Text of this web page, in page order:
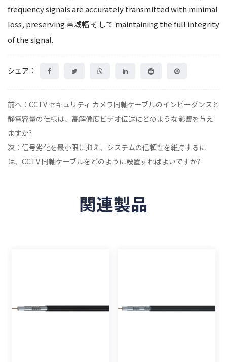
frequency signals are accurately transmitted with minimal
loss, preserving帯域幅そして maintaining the full integrity
of the signal.
シェア：
前へ：CCTV セキュリティ カメラ同軸ケーブルのインピーダンスと
静電容量の仕様は、高解像度ビデオ伝送にどのような影響を与え
ますか?
次：信号劣化を最小限に抑え、システムの信頼性を維持するに
は、CCTV 同軸ケーブルをどのように設置すればよいですか?
関連製品